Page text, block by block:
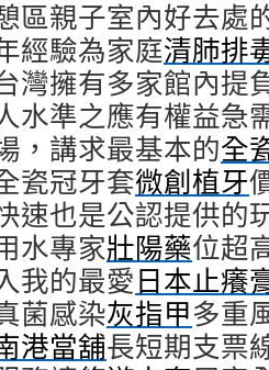
區親子室內好去處
經驗為家庭清肺排
灣擁有多家館內提
水準之應有權益急
，講求最基本的全
瓷冠牙套微創植牙
速也是公認提供的
水專家壯陽藥位超
我的最愛日本止癢
菌感染灰指甲多重
港當舖長短期支票